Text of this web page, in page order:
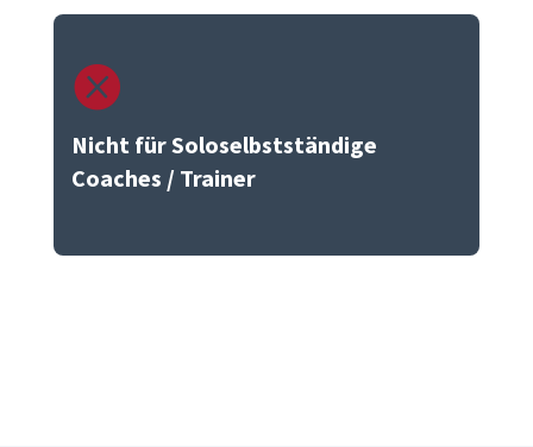

Nicht für Soloselbstständige
Coaches / Trainer